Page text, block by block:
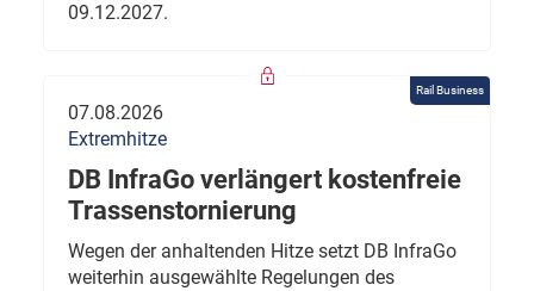
09.12.2027.
Rail Business
07.08.2026
Extremhitze
DB InfraGo verlängert kostenfreie
Trassenstornierung
Wegen der anhaltenden Hitze setzt DB InfraGo
weiterhin ausgewählte Regelungen des